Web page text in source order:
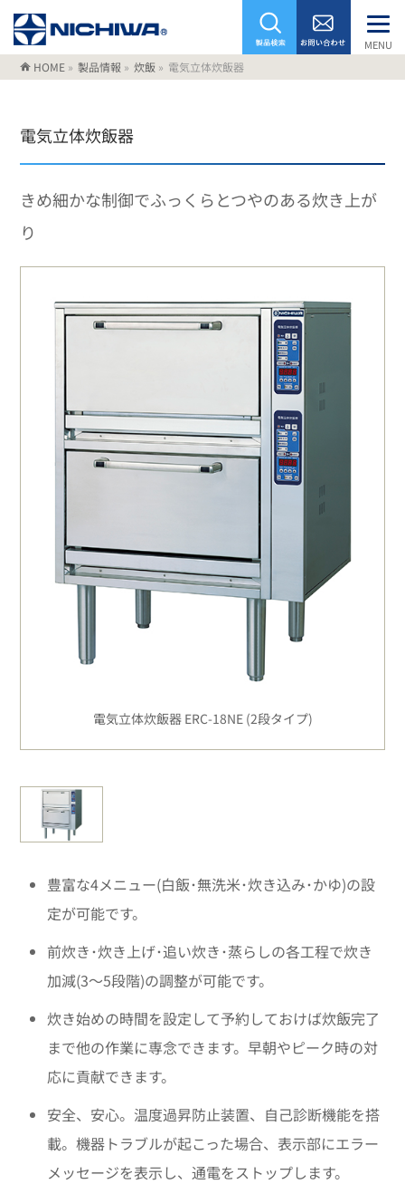
MENU
HOME » 製品情報 » 炊飯 » 電気立体炊飯器
電気立体炊飯器
きめ細かな制御でふっくらとつやのある炊き上が
り
電気立体炊飯器 ERC-18NE (2段タイプ)
豊富な4メニュー(白飯･無洗米･炊き込み･かゆ)の設
定が可能です。
前炊き･炊き上げ･追い炊き･蒸らしの各工程で炊き
加減(3～5段階)の調整が可能です。
炊き始めの時間を設定して予約しておけば炊飯完了
まで他の作業に専念できます。早朝やピーク時の対
応に貢献できます。
安全、安心。温度過昇防止装置、自己診断機能を搭
載。機器トラブルが起こった場合、表示部にエラー
メッセージを表示し、通電をストップします。